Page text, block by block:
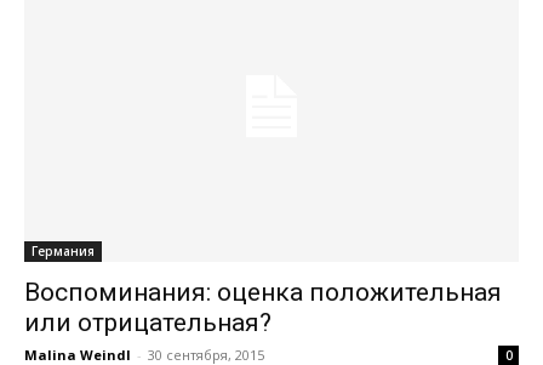
Германия
Воспоминания: оценка положительная
или отрицательная?
Malina Weindl - 30 сентября, 2015 0